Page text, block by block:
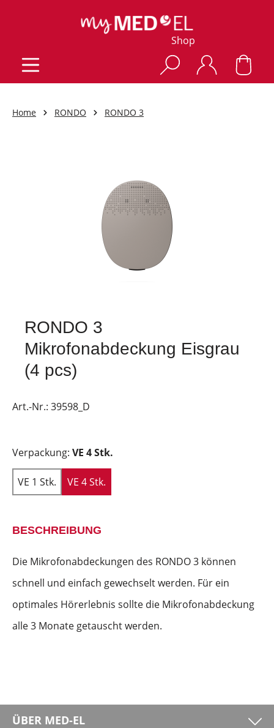
Shop
Home RONDO RONDO 3
RONDO 3
Mikrofonabdeckung Eisgrau
(4 pcs)
Art.-Nr.: 39598_D
Verpackung: VE 4 Stk.
VE 1 Stk. VE 4 Stk.
BESCHREIBUNG
Die Mikrofonabdeckungen des RONDO 3 können
schnell und einfach gewechselt werden. Für ein
optimales Hörerlebnis sollte die Mikrofonabdeckung
alle 3 Monate getauscht werden.
ÜBER MED-EL